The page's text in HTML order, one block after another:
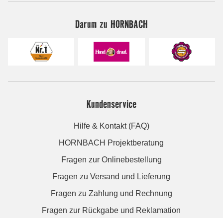
Darum zu HORNBACH
Kundenservice
Hilfe & Kontakt (FAQ)
HORNBACH Projektberatung
Fragen zur Onlinebestellung
Fragen zu Versand und Lieferung
Fragen zu Zahlung und Rechnung
Fragen zur Rückgabe und Reklamation